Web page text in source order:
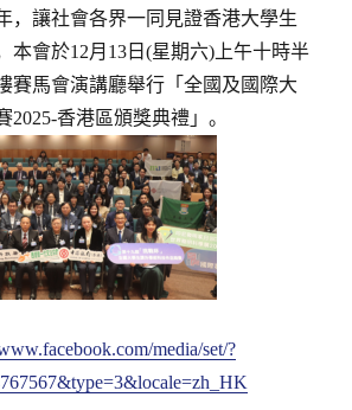
，讓社會各界一同見證香港大學生
本會於12月13日(星期六)上午十時半
賽馬會演講廳舉行「全國及國際大
2025-香港區頒獎典禮」。
media/set/?